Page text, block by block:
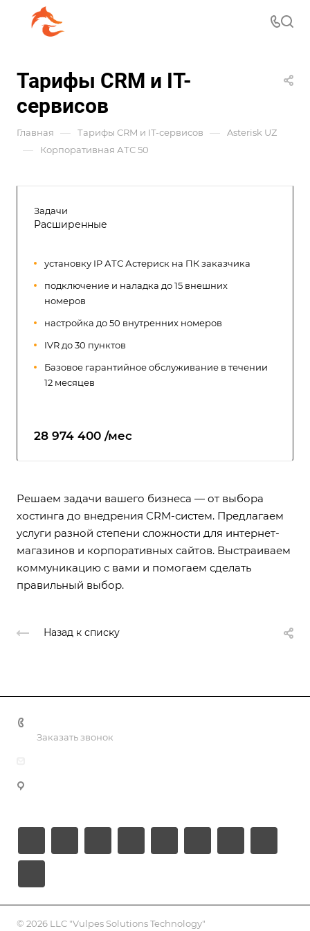
Тарифы CRM и IT-
сервисов
Главная — Тарифы CRM и IT-сервисов — Asterisk UZ
— Корпоративная АТС 50
Задачи
Расширенные
установку IP АТС Астериск на ПК заказчика
подключение и наладка до 15 внешних
номеров
настройка до 50 внутренних номеров
IVR до 30 пунктов
Базовое гарантийное обслуживание в течении
12 месяцев
28 974 400 /мес
Решаем задачи вашего бизнеса — от выбора
хостинга до внедрения CRM-систем. Предлагаем
услуги разной степени сложности для интернет-
магазинов и корпоративных сайтов. Выстраиваем
коммуникацию с вами и помогаем сделать
правильный выбор.
Назад к списку
Заказать звонок
© 2026 LLC "Vulpes Solutions Technology"